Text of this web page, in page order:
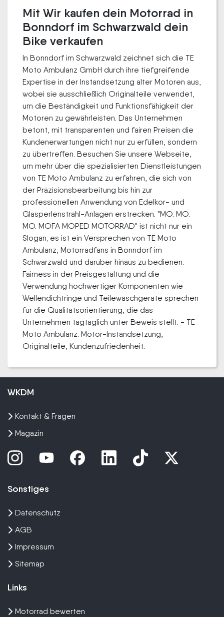
Mit Wir kaufen dein Motorrad in
Bonndorf im Schwarzwald dein
Bike verkaufen
In Bonndorf im Schwarzwald zeichnet sich die TE
Moto Ambulanz GmbH durch ihre tiefgreifende
Expertise in der Instandsetzung alter Motoren aus,
wobei sie ausschließlich Originalteile verwendet,
um die Beständigkeit und Funktionsfähigkeit der
Motoren zu gewährleisten. Das Unternehmen
betont, mit transparenten und fairen Preisen die
Kundenerwartungen nicht nur zu erfüllen, sondern
zu übertreffen. Besuchen Sie unsere Webseite,
um mehr über die spezialisierten Dienstleistungen
von TE Moto Ambulanz zu erfahren, die sich von
der Präzisionsbearbeitung bis hin zur
professionellen Anwendung von Edelkor- und
Glasperlenstrahl-Anlagen erstrecken. "MO. MO.
MO. MOFA MOPED MOTORRAD" ist nicht nur ein
Slogan; es ist ein Versprechen von TE Moto
Ambulanz, Motorradfans in Bonndorf im
Schwarzwald und darüber hinaus zu bedienen.
Fairness in der Preisgestaltung und die
Verwendung hochwertiger Komponenten wie
Wellendichtringe und Teilewaschgeräte sprechen
für die Qualitätsorientierung, die das
Unternehmen tagtäglich unter Beweis stellt. - TE
Moto Ambulanz: Motor-Instandsetzung,
Originalteile, Kundenzufriedenheit.
WKDM
Kontakt & Fragen
Magazin
Sonstiges
Datenschutz
AGB
Impressum
Sitemap
Links
Motorrad bewerten